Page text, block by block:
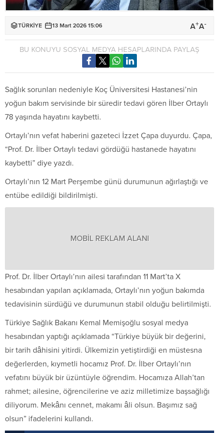
TÜRKİYE 13 Mart 2026 15:06 A+A-
BU KONUYU SOSYAL MEDYA HESAPLARINDA PAYLAŞ
Sağlık sorunları nedeniyle Koç Üniversitesi Hastanesi’nin
yoğun bakım servisinde bir süredir tedavi gören İlber Ortaylı
78 yaşında hayatını kaybetti.
Ortaylı’nın vefat haberini gazeteci İzzet Çapa duyurdu. Çapa,
“Prof. Dr. İlber Ortaylı tedavi gördüğü hastanede hayatını
kaybetti” diye yazdı.
Ortaylı’nın 12 Mart Perşembe günü durumunun ağırlaştığı ve
entübe edildiği bildirilmişti.
MOBİL REKLAM ALANI
Prof. Dr. İlber Ortaylı’nın ailesi tarafından 11 Mart’ta X
hesabından yapılan açıklamada, Ortaylı’nın yoğun bakımda
tedavisinin sürdüğü ve durumunun stabil olduğu belirtilmişti.
Türkiye Sağlık Bakanı Kemal Memişoğlu sosyal medya
hesabından yaptığı açıklamada “Türkiye büyük bir değerini,
bir tarih dâhisini yitirdi. Ülkemizin yetiştirdiği en müstesna
değerlerden, kıymetli hocamız Prof. Dr. İlber Ortaylı’nın
vefatını büyük bir üzüntüyle öğrendim. Hocamıza Allah’tan
rahmet; ailesine, öğrencilerine ve aziz milletimize başsağlığı
diliyorum. Mekânı cennet, makamı âli olsun. Başımız sağ
olsun” ifadelerini kullandı.